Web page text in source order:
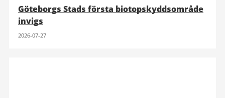
Göteborgs Stads första biotopskyddsområde
invigs
2026-07-27